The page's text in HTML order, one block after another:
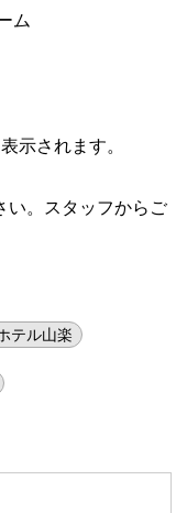
ム
示されます。
い。スタッフからご
テル山楽